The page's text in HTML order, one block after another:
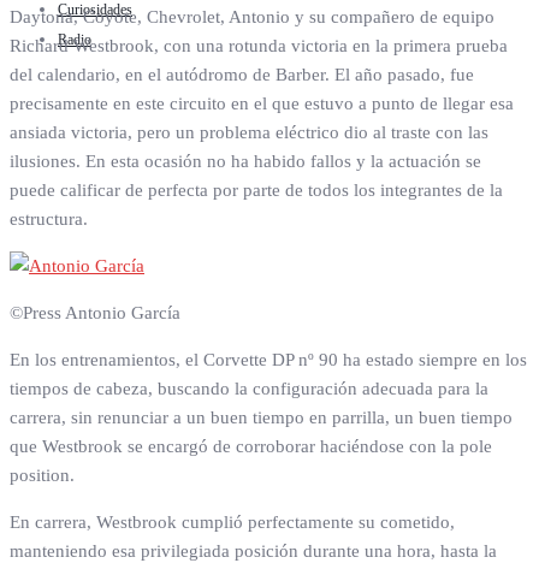
Curiosidades
Radio
Daytona, Coyote, Chevrolet, Antonio y su compañero de equipo
Richard Westbrook, con una rotunda victoria en la primera prueba
del calendario, en el autódromo de Barber. El año pasado, fue
precisamente en este circuito en el que estuvo a punto de llegar esa
ansiada victoria, pero un problema eléctrico dio al traste con las
ilusiones. En esta ocasión no ha habido fallos y la actuación se
puede calificar de perfecta por parte de todos los integrantes de la
estructura.
©Press Antonio García
En los entrenamientos, el Corvette DP nº 90 ha estado siempre en los
tiempos de cabeza, buscando la configuración adecuada para la
carrera, sin renunciar a un buen tiempo en parrilla, un buen tiempo
que Westbrook se encargó de corroborar haciéndose con la pole
position.
En carrera, Westbrook cumplió perfectamente su cometido,
manteniendo esa privilegiada posición durante una hora, hasta la